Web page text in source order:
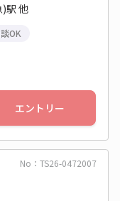
駅 他
OK
エントリー
No：TS26-0472007